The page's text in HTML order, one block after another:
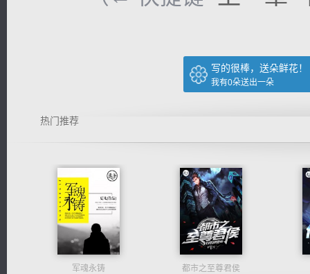
写的很棒，送朵鲜花！
我有0朵送出一朵
热门推荐
军魂永铸 都市之至尊君侯